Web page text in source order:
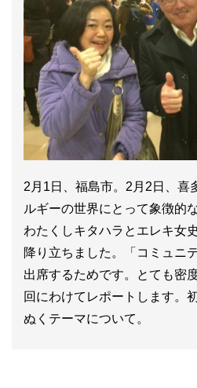
2月1日、福島市。2月2日、喜
ルギーの世界にとって象徴的
わたくしキタハラとエレキ女
降り立ちました。「コミュニ
出席するためです。とても密
回にわけてレポートします。
ぬくテーマについて。